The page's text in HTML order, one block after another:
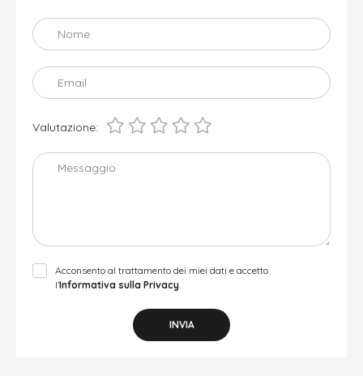
Nome
Email
Valutazione:
Messaggio
Acconsento al trattamento dei miei dati e accetto
l’Informativa sulla Privacy
INVIA